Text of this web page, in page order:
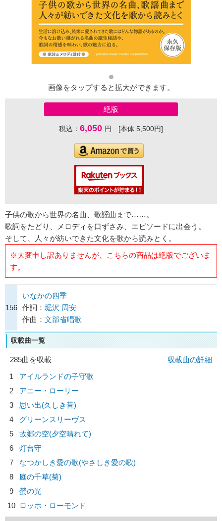
画像をタップすると拡大ができます。
絶版
税込： 6,050 円 [本体 5,500円]
子供の歌から世界の名曲、歌謡曲まで……。
歌詞をたどり、メロディを口ずさみ、エピソードに出会う。
そして、人々が紡いできた文化を歌から読みとく。
※大変申し訳ありませんが、こちらの商品は絶版でございま
す。
156
いなかの四季
作詞： 堀沢 周安
作曲： 文部省唱歌
収載曲一覧
285曲を収載
収載曲の詳細
1
アイルランドの子守歌
2
アニー・ローリー
3
思い出(久しき昔)
4
グリーンスリーヴス
5
故郷の空(夕空晴れて)
6
灯台守
7
なつかしき愛の歌(やさしき愛の歌)
8
庭の千草(菊)
9
螢の光
10 ロッホ・ローモンド